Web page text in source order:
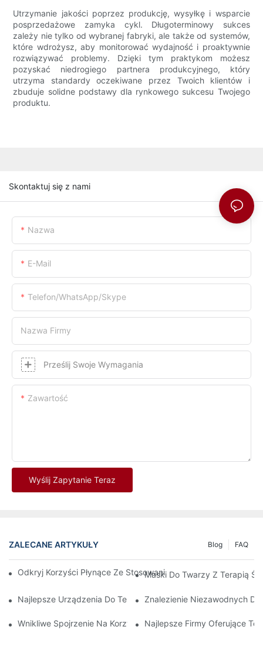
Utrzymanie jakości poprzez produkcję, wysyłkę i wsparcie
posprzedażowe zamyka cykl. Długoterminowy sukces
zależy nie tylko od wybranej fabryki, ale także od systemów,
które wdrożysz, aby monitorować wydajność i proaktywnie
rozwiązywać problemy. Dzięki tym praktykom możesz
pozyskać niedrogiego partnera produkcyjnego, który
utrzyma standardy oczekiwane przez Twoich klientów i
zbuduje solidne podstawy dla rynkowego sukcesu Twojego
produktu.
Skontaktuj się z nami
Nazwa
E-Mail
Telefon/WhatsApp/Skype
Nazwa Firmy
Prześlij Swoje Wymagania
Zawartość
Wyślij Zapytanie Teraz
ZALECANE ARTYKUŁY FAQ
Blog
Odkryj Korzyści Płynące Ze Stosowania Maski Do Terapii
Maski Do Twarzy Z Terapią
Najlepsze Urządzenia Do Terapii Światłem Czerwonym I
Znalezienie Niezawodnych
Wnikliwe Spojrzenie Na Korzyści Płynące Ze Światłoterapii
Najlepsze Firmy Oferujące